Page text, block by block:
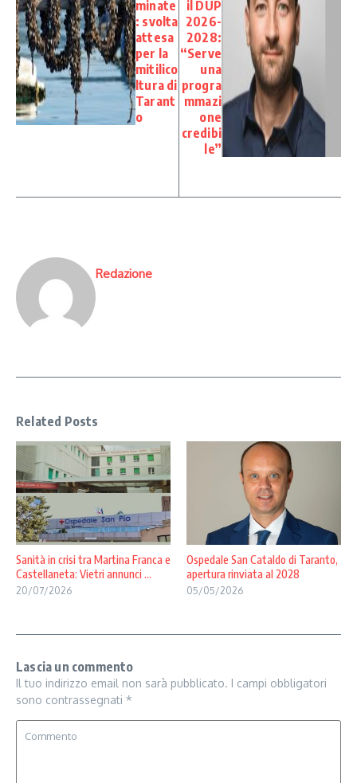
minate
: svolta
attesa
per la
mitilico
ltura di
Tarant
o
il DUP
2026-
2028:
“Serve
una
progra
mmazi
one
credibi
le”
Redazione
Related Posts
Sanità in crisi tra Martina Franca e
Castellaneta: Vietri annunci ...
20/07/2026
Ospedale San Cataldo di Taranto,
apertura rinviata al 2028
05/05/2026
Lascia un commento
Il tuo indirizzo email non sarà pubblicato. I campi obbligatori
sono contrassegnati *